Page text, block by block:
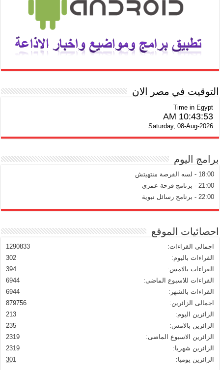
التوقيت في مصر الان
Time in Egypt
10:43:53 AM
Saturday, 08-Aug-2026
برامج اليوم
18:00 - لسه الفرصة منتهيتش
21:00 - برنامج فرحة عمري
22:00 - برنامج رسائل نبوية
احصائيات الموقع
1290833
اجمالى القراءات:
302
القراءات باليوم:
394
القراءات بالامس:
6944
القراءات للاسبوع الماضى:
6944
القراءات بالشهر:
879756
اجمالى الزائرين:
213
الزائرين اليوم:
235
الزائرين بالامس:
2319
الزائرين الاسبوع الماضى:
2319
الزائرين شهريا:
301
الزائرين يوميا: